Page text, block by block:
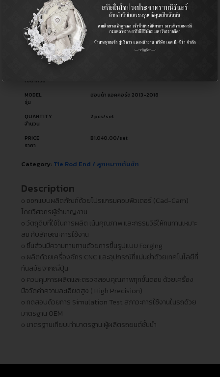
CERA NO.
รหัสสินค้า ซีร่า
CE-H541R
CE-H541L
OEM NO.
รหัสอะไหล่ผู้ผลิต
53540-T2A-A01
PART TYPE
ประเภทอะไหล่
Tie Rod End / ลูกหมากคันชัก
ใช้สำหรับ
MODEL
รุ่น
ฮอนด้า แอคคอร์ด 2013-2018
QUANTITY
จำนวน
2 pcs/set
PRICE
ราคา
฿1,040.00/set
Category: Tie Rod End / ลูกหมากคันชัก
Description
ᴏ ออกแบบผลิตภัณฑ์ด้วยโปรแกรมคอมพิวเตอร์ (Cad-Cam)
โดยวิศวกรผู้ชำนาญงาน
ᴏ วัตถุดิบที่ใช้ในการผลิต เน้นคุณภาพ และกรรมวิธีให้ทนทานเหมาะ
สม กับลักษณะการใช้งาน
ᴏ ชิ้นส่วนมีความทานทานด้วยการขึ้นรูปแบบ Forging
ᴏ ผลิตด้วยเครื่องจักร CNC และอุปกรณ์ที่แม่นยำด้วยเทคโนโลยีที่
ทันสมัยจากญี่ปุ่น
ᴏ ควบคุมการผลิตและตรวจสอบคุณภาพทุกขั้นตอน ด้วยเครื่อง
มือวัดค่าความละเอียดสูง ( High Precision)
ᴏ ทดสอบด้วยการ Simulation Test สภาวะการใช้งานในรถด้วย
มาตรฐาน OEM
ᴏ มาตรฐานเทียบเท่ามาตรฐาน ผู้ผลิตรถยนต์ชั้นนำ